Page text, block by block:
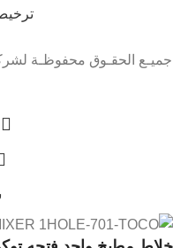
جميـع الحقـوق محفوظـة لشركة